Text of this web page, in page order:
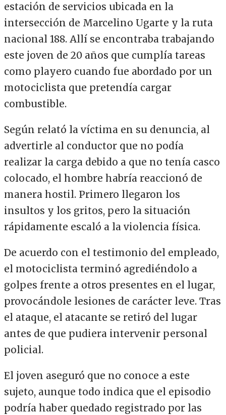
estación de servicios ubicada en la
intersección de Marcelino Ugarte y la ruta
nacional 188. Allí se encontraba trabajando
este joven de 20 años que cumplía tareas
como playero cuando fue abordado por un
motociclista que pretendía cargar
combustible.
Según relató la víctima en su denuncia, al
advertirle al conductor que no podía
realizar la carga debido a que no tenía casco
colocado, el hombre habría reaccionó de
manera hostil. Primero llegaron los
insultos y los gritos, pero la situación
rápidamente escaló a la violencia física.
De acuerdo con el testimonio del empleado,
el motociclista terminó agrediéndolo a
golpes frente a otros presentes en el lugar,
provocándole lesiones de carácter leve. Tras
el ataque, el atacante se retiró del lugar
antes de que pudiera intervenir personal
policial.
El joven aseguró que no conoce a este
sujeto, aunque todo indica que el episodio
podría haber quedado registrado por las